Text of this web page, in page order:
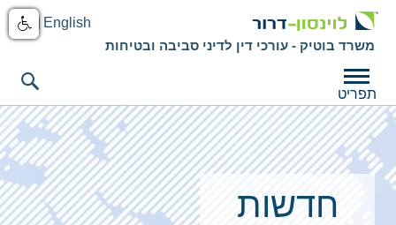
English
משרד בוטיק - עורכי דין לדיני סביבה ובטיחות
תפריט
חדשות